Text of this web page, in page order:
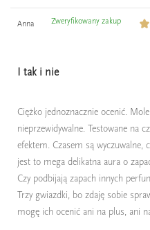
Anna Zweryfikowany zakup
I tak i nie
Ciężko jednoznacznie ocenić.
nieprzewidywalne. Testowane na
efektem. Czasem są wyczuwalne,
jest to mega delikatna aura o
Czy podbijają zapach innych
Trzy gwiazdki, bo zdaję sobie
mogę ich ocenić ani na plus, ani